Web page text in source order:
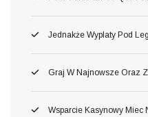
Jednakże Wyplaty Pod
Graj W Najnowsze Oraz
Wsparcie Kasynowy Miec